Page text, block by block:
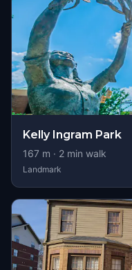
Kelly Ingram Park
167 m · 2 min walk
Landmark